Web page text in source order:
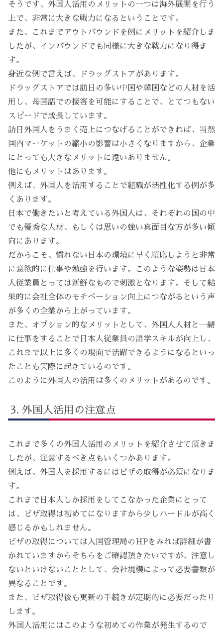
そうです、外国人活用のメリットの一つは海外展開を行う
上で、非常に大きな戦力になるということです。
また、これまでアウトバウンドを例にメリットを紹介しま
したが、インバウンドでも同様に大きな戦力になり得ま
す。
身近な例で言えば、ドラッグストアがあります。
ドラッグストアでは訪日の多い中国や韓国などの人材を活
用し、母国語での接客を可能にすることで、とてつもない
スピードで成長しています。
訪日外国人をうまく売上につなげることができれば、当然
国内マーケットの縮小の影響は小さくなりますから、企業
にとっても大きなメリットに違いありません。
他にもメリットはあります。
例えば、外国人を活用することで組織が活性化する例が多
くあります。
日本で働きたいと考えている外国人は、それぞれの国の中
でも優秀な人材、もしくは思いの強い真面目な方が多い傾
向にあります。
だからこそ、慣れない日本の環境に早く順応しようと非常
に意欲的に仕事や勉強を行います。このような姿勢は日本
人従業員とっては新鮮なもので刺激となります。そして結
果的に会社全体のモチベーション向上につながるという声
が多くの企業から上がっています。
また、オプション的なメリットとして、外国人人材と一緒
に仕事をすることで日本人従業員の語学スキルが向上し、
これまで以上に多くの場面で活躍できるようになるといっ
たことも実際に起きているのです。
このように外国人の活用は多くのメリットがあるのです。
外国人活用の注意点
これまで多くの外国人活用のメリットを紹介させて頂きま
したが、注意するべき点もいくつかあります。
例えば、外国人を採用するにはビザの取得が必須になりま
す。
これまで日本人しか採用をしてこなかった企業にとって
は、ビザ取得は初めてになりますから少しハードルが高く
感じるかもしれません。
ビザの取得については入国管理局のHPをみれば詳細が書
かれていますからそちらをご確認頂きたいですが、注意し
ないといけないこととして、会社規模によって必要書類が
異なることです。
また、ビザ取得後も更新の手続きが定期的に必要だったり
します。
外国人活用にはこのような初めての作業が発生するので